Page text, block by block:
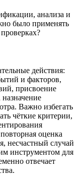
анализа и
было применять
действия:
и факторов,
присвоение
Важно избегать
чёткие критерии,
оценка
несчастный случай
инструментом для
отвечает